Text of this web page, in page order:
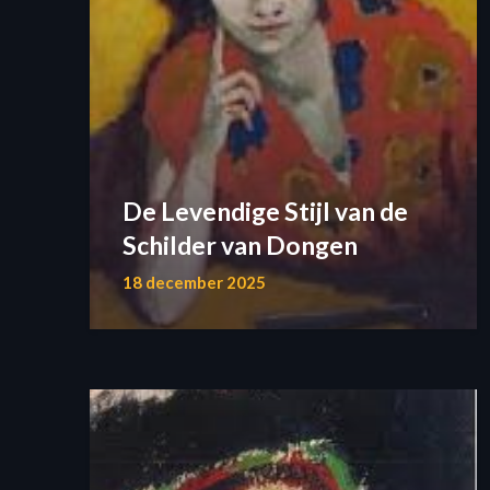
De Levendige Stijl van de
Schilder van Dongen
18 december 2025